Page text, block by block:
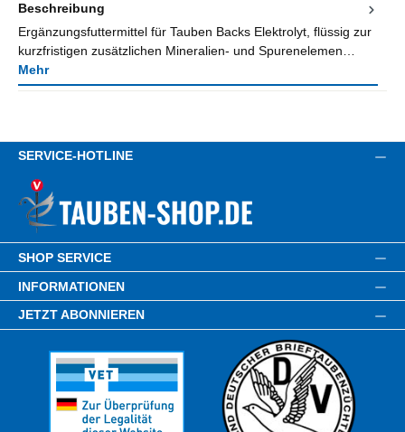
Beschreibung
Ergänzungsfuttermittel für Tauben Backs Elektrolyt, flüssig zur
kurzfristigen zusätzlichen Mineralien- und Spurenelemen…
Mehr
SERVICE-HOTLINE
SHOP SERVICE
INFORMATIONEN
JETZT ABONNIEREN